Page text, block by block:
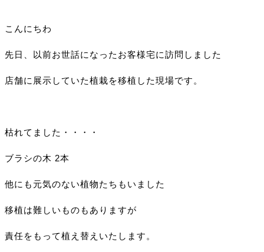
こんにちわ
先日、以前お世話になったお客様宅に訪問しました
店舗に展示していた植栽を移植した現場です。
枯れてました・・・・
ブラシの木 2本
他にも元気のない植物たちもいました
移植は難しいものもありますが
責任をもって植え替えいたします。